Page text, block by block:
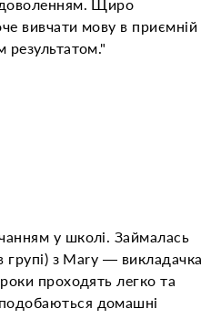
Щиро
вивчати мову в приємній
результатом."
у школі. Займалась
групі) з Mary — викладачка
проходять легко та
домашні